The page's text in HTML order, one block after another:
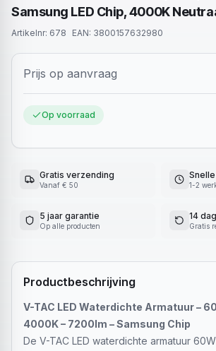
Samsung LED Chip, 4000K
Artikelnr: 678 EAN: 3800157632980
Prijs op aanvraag
Op voorraad
Gratis verzending
Vanaf € 50 1-2
5 jaar garantie
Op alle producten
14
Gratis
Productbeschrijving
V-TAC LED Waterdichte Armatuur –
4000K – 7200lm – Samsung Chip
De V-TAC LED waterdichte armatuur